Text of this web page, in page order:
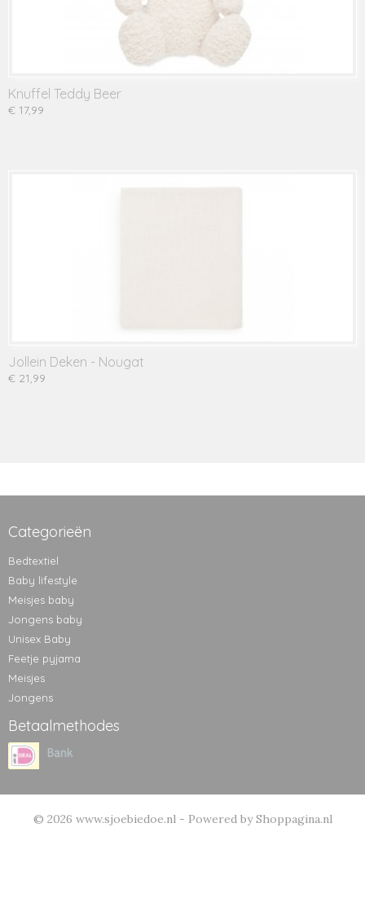
Knuffel Teddy Beer
€ 17,99
Jollein Deken - Nougat
€ 21,99
Categorieën
Bedtextiel
Baby lifestyle
Meisjes baby
Jongens baby
Unisex Baby
Feetje pyjama
Meisjes
Jongens
Betaalmethodes
© 2026 www.sjoebiedoe.nl - Powered by Shoppagina.nl